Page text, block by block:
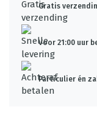
Gratis
Voor 21:00 uur
Particulier én